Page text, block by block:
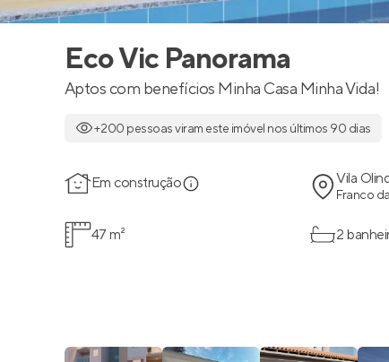
Eco Vic Panorama
Aptos com benefícios Minha Casa Minha Vida!
+200 pessoas viram este imóvel nos últimos 90 dias
Em construção Vila
Franco
47 m² 2